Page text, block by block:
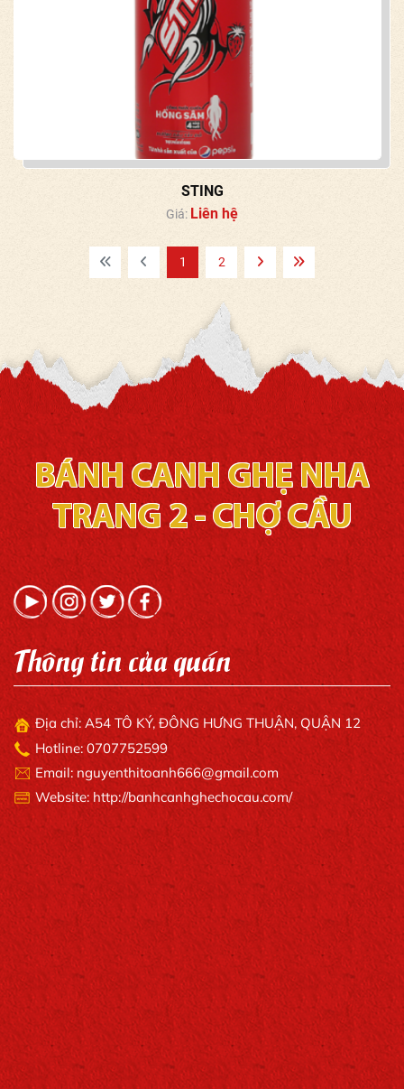
STING
Giá: Liên hệ
1 2
BÁNH CANH GHẸ NHA
TRANG 2 - CHỢ CẦU
Thông tin của quán
Địa chỉ: A54 TÔ KÝ, ĐÔNG HƯNG THUẬN, QUẬN 12
Hotline: 0707752599
Email: nguyenthitoanh666@gmail.com
Website: http://banhcanhghechocau.com/